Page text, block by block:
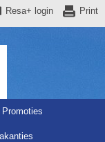
Print
Resa+ login
Promoties